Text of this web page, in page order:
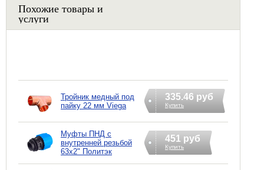
Похожие товары и
услуги
Тройник медный под
пайку 22 мм Viega
335.46 руб
Купить
Муфты ПНД с
внутренней резьбой
63x2" Политэк
451 руб
Купить